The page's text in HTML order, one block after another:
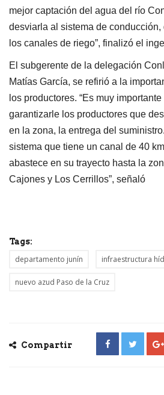
mejor captación del agua del río
desviarla al sistema de conducción,
los canales de riego”, finalizó el
El subgerente de la delegación
Matías García, se refirió a la
los productores. “Es muy
garantizarle los productores que
en la zona, la entrega del
sistema que tiene un canal de 40
abastece en su trayecto hasta la
Cajones y Los Cerrillos”, señaló
Tags:
departamento junín infraestructura
nuevo azud Paso de la Cruz
Compartir